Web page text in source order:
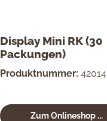
Display Mini RK (30
Packungen)
Produktnummer: 42014
Zum Onlineshop ...